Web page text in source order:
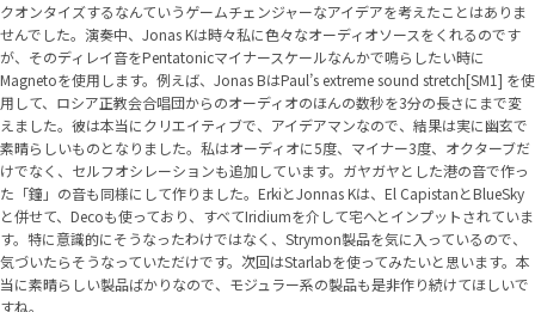
クオンタイズするなんていうゲームチェンジャーなアイデアを考えたことはありま
せんでした。演奏中、Jonas Kは時々私に色々なオーディオソースをくれるのです
が、そのディレイ音をPentatonicマイナースケールなんかで鳴らしたい時に
Magnetoを使用します。例えば、Jonas BはPaul’s extreme sound stretch[SM1] を使
用して、ロシア正教会合唱団からのオーディオのほんの数秒を3分の長さにまで変
えました。彼は本当にクリエイティブで、アイデアマンなので、結果は実に幽玄で
素晴らしいものとなりました。私はオーディオに5度、マイナー3度、オクターブだ
けでなく、セルフオシレーションも追加しています。ガヤガヤとした港の音で作っ
た「鐘」の音も同様にして作りました。ErkiとJonnas Kは、 El CapistanとBlueSky
と併せて、 Decoも使っており、すべてIridiumを介して宅へとインプットされていま
す。特に意識的にそうなったわけではなく、Strymon製品を気に入っているので、
気づいたらそうなっていただけです。次回はStarlabを使ってみたいと思います。本
当に素晴らしい製品ばかりなので、モジュラー系の製品も是非作り続けてほしいで
すね。